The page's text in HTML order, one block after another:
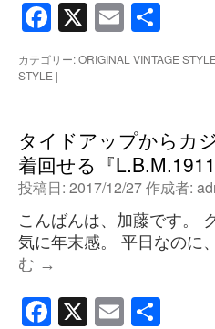
Facebook
X Email
カテゴリー:ORIGINAL VINTAGE STYLE
STYLE |
タイドアップからカ
着回せる『L.B.M.1911
投稿日: 2017/12/27作成者:
こんばんは、加藤です。
気に年末感。 平日なのに
む →
Facebook
X Email